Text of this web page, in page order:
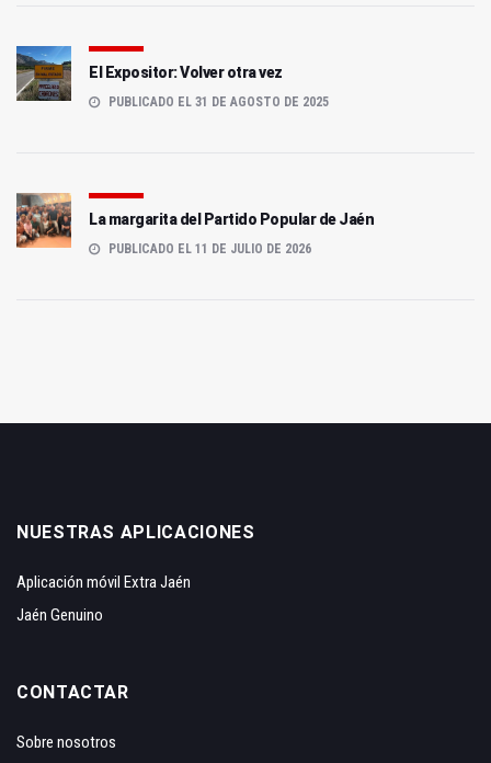
El Expositor: Volver otra vez
PUBLICADO EL 31 DE AGOSTO DE 2025
La margarita del Partido Popular de Jaén
PUBLICADO EL 11 DE JULIO DE 2026
NUESTRAS APLICACIONES
Aplicación móvil Extra Jaén
Jaén Genuino
CONTACTAR
Sobre nosotros